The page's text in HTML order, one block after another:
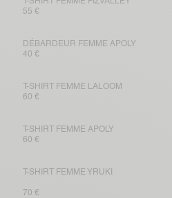
55 €
DÉBARDEUR FEMME APOLY
40 €
T-SHIRT FEMME LALOOM
60 €
T-SHIRT FEMME APOLY
60 €
T-SHIRT FEMME YRUKI
70 €